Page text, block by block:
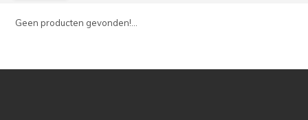
Geen producten gevonden!...